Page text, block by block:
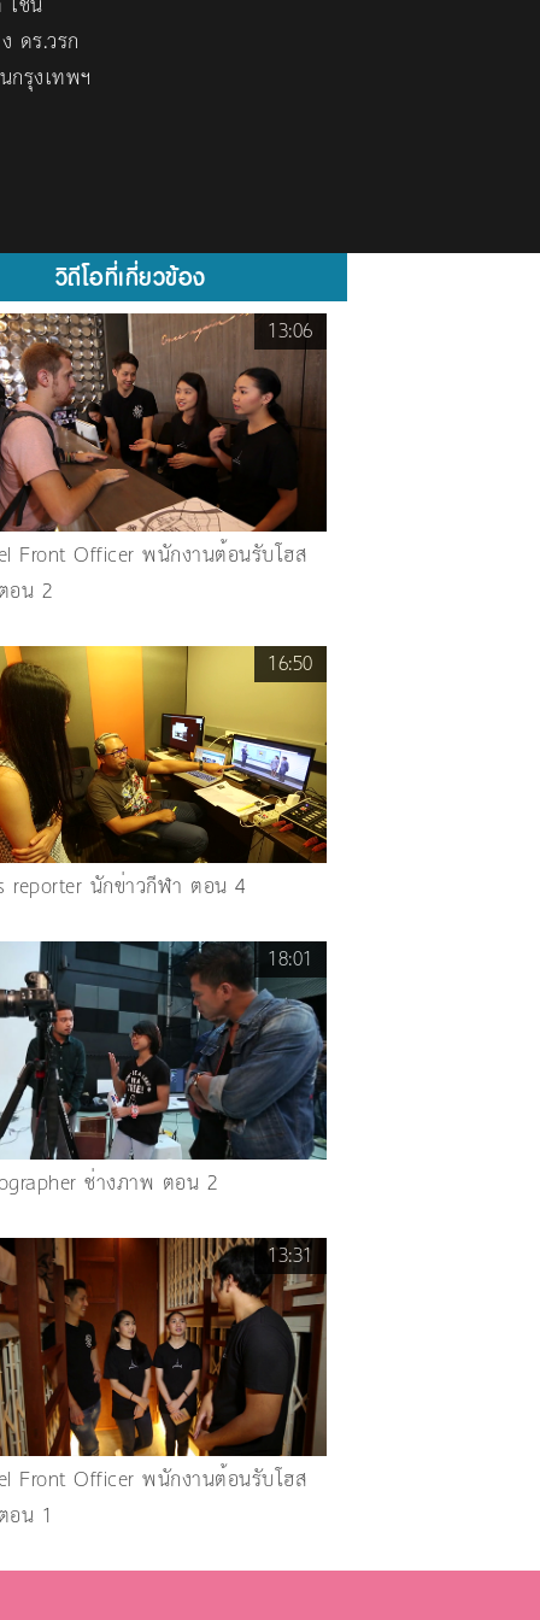
ดร.วรก
รุงเทพฯ
วิดีโอที่เกี่ยวข้อง
13:06
Front Officer พนักงานต้อนรับโฮส
อน 2
16:50
reporter นักข่าวกีฬา ตอน 4
18:01
ช่างภาพ ตอน 2
13:31
Front Officer พนักงานต้อนรับโฮส
อน 1